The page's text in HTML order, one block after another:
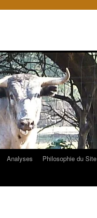
Analyses Philosophie du Site